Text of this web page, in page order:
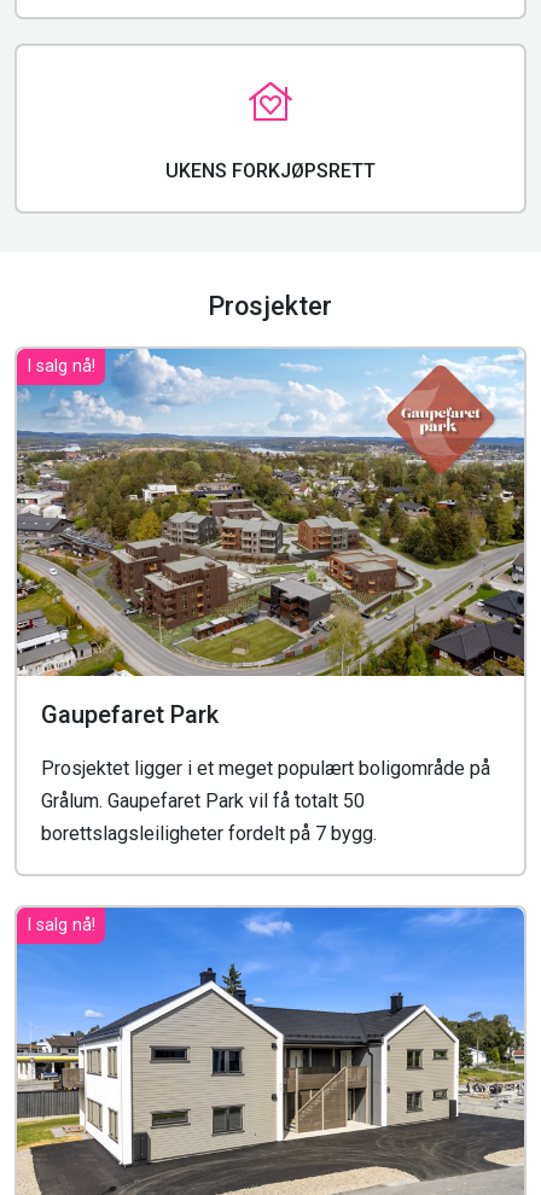
UKENS FORKJØPSRETT
Prosjekter
I salg nå!
Gaupefaret Park
Prosjektet ligger i et meget populært boligområde på
Grålum. Gaupefaret Park vil få totalt 50
borettslagsleiligheter fordelt på 7 bygg.
I salg nå!